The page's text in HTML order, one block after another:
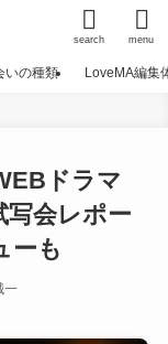
search menu
いの種類 LoveMA編集
ドラマ
写会レポー
ーも
一